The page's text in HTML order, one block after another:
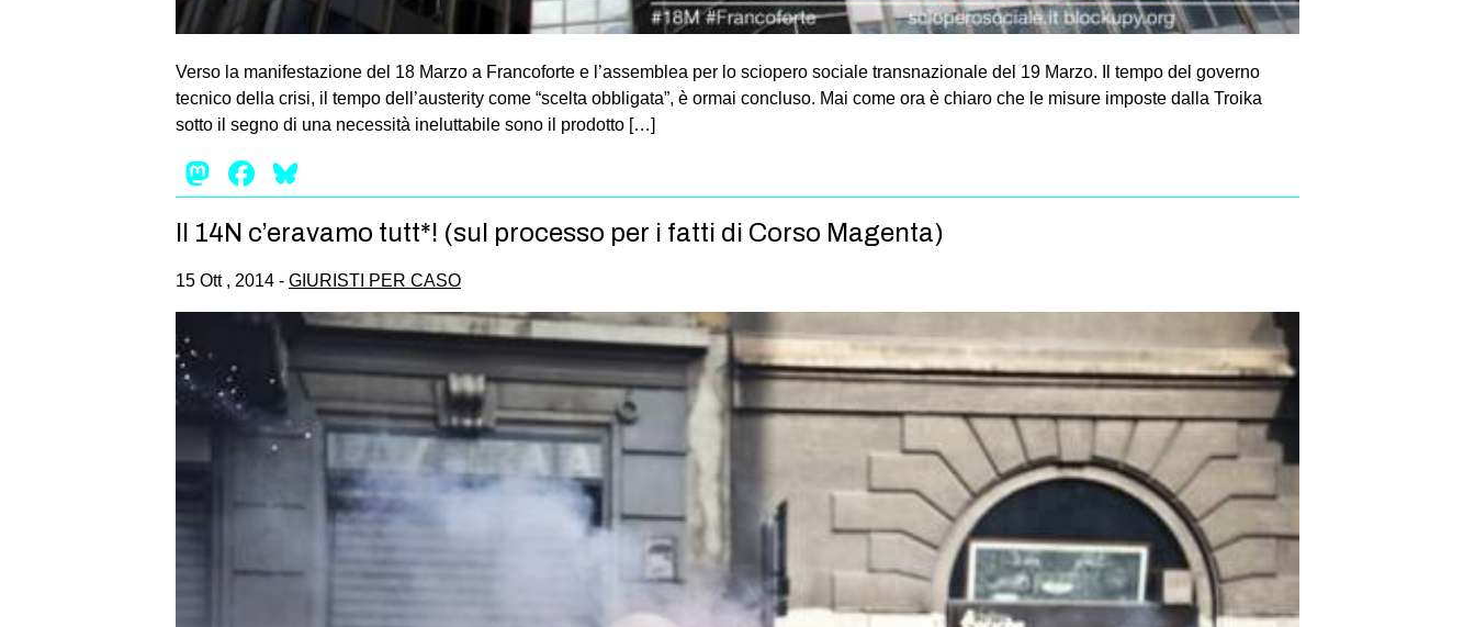
Verso la manifestazione del 18 Marzo a Francoforte e l’assemblea per lo sciopero sociale transnazionale del 19 Marzo. Il tempo del governo
tecnico della crisi, il tempo dell’austerity come “scelta obbligata”, è ormai concluso. Mai come ora è chiaro che le misure imposte dalla Troika
sotto il segno di una necessità ineluttabile sono il prodotto […]
Mastodon
Facebook
Il 14N c’eravamo tutt*! (sul processo per i fatti di Corso Magenta)
15 Ott , 2014 - GIURISTI PER CASO